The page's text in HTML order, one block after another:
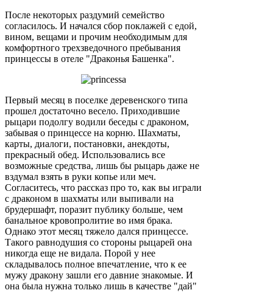
После некоторых раздумий семейство
согласилось. И начался сбор поклажей с едой,
вином, вещами и прочим необходимым для
комфортного трехзведочного пребывания
принцессы в отеле "Драконья Башенка".
Первый месяц в поселке деревенского типа
прошел достаточно весело. Приходившие
рыцари подолгу водили беседы с драконом,
забывая о принцессе на корню. Шахматы,
карты, диалоги, постановки, анекдоты,
прекрасный обед. Использовались все
возможные средства, лишь бы рыцарь даже не
вздумал взять в руки копье или меч.
Согласитесь, что рассказ про то, как вы играли
с драконом в шахматы или выпивали на
брудершафт, поразит публику больше, чем
банальное кровопролитие во имя брака.
Однако этот месяц тяжело дался принцессе.
Такого равнодушия со стороны рыцарей она
никогда еще не видала. Порой у нее
складывалось полное впечатление, что к ее
мужу дракону зашли его давние знакомые. И
она была нужна только лишь в качестве "дай"